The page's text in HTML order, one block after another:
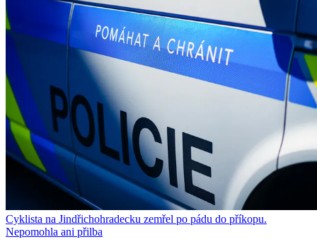
Cyklista na Jindřichohradecku zemřel po pádu do příkopu.
Nepomohla ani přilba